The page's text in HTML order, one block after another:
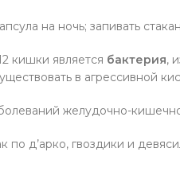
на ночь; запивать
кишки является бактерия,
в агрессивной
желудочно-
д’арко, гвоздики и